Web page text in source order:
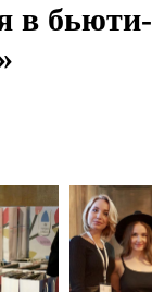
в бьюти-